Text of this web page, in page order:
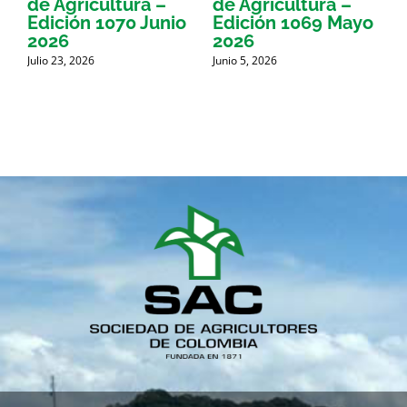
de Agricultura –
Edición 1070 Junio
2026
Julio 23, 2026
de Agricultura –
Edición 1069 Mayo
2026
Junio 5, 2026